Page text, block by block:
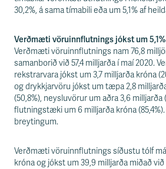
30,2%, á sama tímabili eða um 5,1% af
Verðmæti vöruinnflutnings jókst um
Verðmæti vöruinnflutnings nam 76,8
samanborið við 57,4 milljarða í maí 2020.
rekstrarvara jókst um 3,7 milljarða króna
og drykkjarvöru jókst um tæpa 2,8
(50,8%), neysluvörur um aðra 3,6 milljarða
flutningstæki um 6 milljarða króna
breytingum.
Verðmæti vöruinnflutnings síðustu tólf
króna og jókst um 39,9 milljarða miðað